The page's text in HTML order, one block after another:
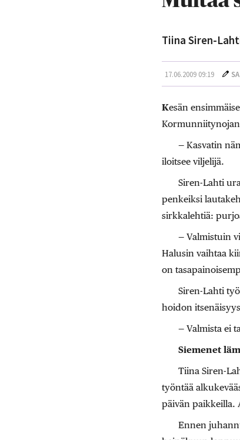
Tiina Siren-
17.06.2009 09:19
Kesän
Kormunniitynojan
— Kasvatin
iloitsee viljelijä.
Siren-Lahti
penkeiksi
sirkkalehtiä:
— Valmistuin
Halusin vaihtaa
on
Siren-Lahti
hoidon
— Valmista ei
Siemenet
Tiina Siren-
työntää
päivän paikkeilla.
Ennen